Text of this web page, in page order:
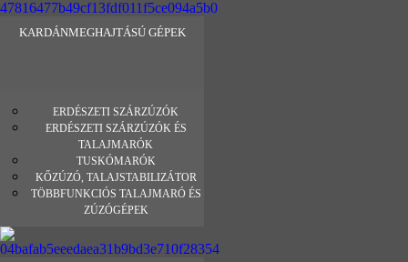
KARDÁNMEGHAJTÁSÚ GÉPEK
ERDÉSZETI SZÁRZÚZÓK
ERDÉSZETI SZÁRZÚZÓK ÉS
TALAJMARÓK
TUSKÓMARÓK
KŐZÚZÓ, TALAJSTABILIZÁTOR
TÖBBFUNKCIÓS TALAJMARÓ ÉS
ZÚZÓGÉPEK